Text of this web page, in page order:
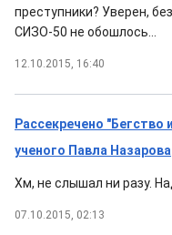
преступники? Уверен,
СИЗО-50 не обошлось...
12.10.2015, 16:40
Рассекречено "Бегство
ученого Павла Назарова
Хм, не слышал ни разу.
07.10.2015, 02:13